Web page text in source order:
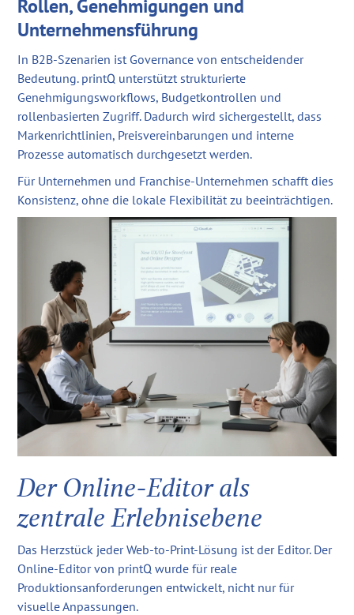
Rollen, Genehmigungen und
Unternehmensführung
In B2B-Szenarien ist Governance von entscheidender
Bedeutung. printQ unterstützt strukturierte
Genehmigungsworkflows, Budgetkontrollen und
rollenbasierten Zugriff. Dadurch wird sichergestellt, dass
Markenrichtlinien, Preisvereinbarungen und interne
Prozesse automatisch durchgesetzt werden.
Für Unternehmen und Franchise-Unternehmen schafft dies
Konsistenz, ohne die lokale Flexibilität zu beeinträchtigen.
Der Online-Editor als
zentrale Erlebnisebene
Das Herzstück jeder Web-to-Print-Lösung ist der Editor. Der
Online-Editor von printQ wurde für reale
Produktionsanforderungen entwickelt, nicht nur für
visuelle Anpassungen.